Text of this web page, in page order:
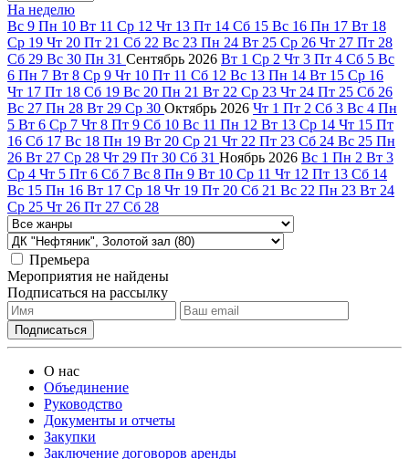
На неделю
Вс 9 Пн 10 Вт 11 Ср 12 Чт 13 Пт 14 Сб 15 Вс 16 Пн 17 Вт 18
Ср 19 Чт 20 Пт 21 Сб 22 Вс 23 Пн 24 Вт 25 Ср 26 Чт 27 Пт 28
Сб 29 Вс 30 Пн 31 Сентябрь 2026 Вт 1 Ср 2 Чт 3 Пт 4 Сб 5 Вс
6 Пн 7 Вт 8 Ср 9 Чт 10 Пт 11 Сб 12 Вс 13 Пн 14 Вт 15 Ср 16
Чт 17 Пт 18 Сб 19 Вс 20 Пн 21 Вт 22 Ср 23 Чт 24 Пт 25 Сб 26
Вс 27 Пн 28 Вт 29 Ср 30 Октябрь 2026 Чт 1 Пт 2 Сб 3 Вс 4 Пн
5 Вт 6 Ср 7 Чт 8 Пт 9 Сб 10 Вс 11 Пн 12 Вт 13 Ср 14 Чт 15 Пт
16 Сб 17 Вс 18 Пн 19 Вт 20 Ср 21 Чт 22 Пт 23 Сб 24 Вс 25 Пн
26 Вт 27 Ср 28 Чт 29 Пт 30 Сб 31 Ноябрь 2026 Вс 1 Пн 2 Вт 3
Ср 4 Чт 5 Пт 6 Сб 7 Вс 8 Пн 9 Вт 10 Ср 11 Чт 12 Пт 13 Сб 14
Вс 15 Пн 16 Вт 17 Ср 18 Чт 19 Пт 20 Сб 21 Вс 22 Пн 23 Вт 24
Ср 25 Чт 26 Пт 27 Сб 28
Премьера
Мероприятия не найдены
Подписаться на рассылку
О нас
Объединение
Руководство
Документы и отчеты
Закупки
Заключение договоров аренды